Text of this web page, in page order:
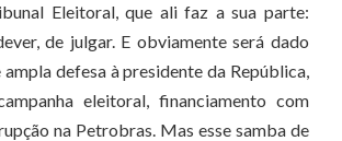
Eleitoral, que ali faz a sua parte:
de julgar. E obviamente será dado
defesa à presidente da República,
eleitoral, financiamento com
na Petrobras. Mas esse samba de